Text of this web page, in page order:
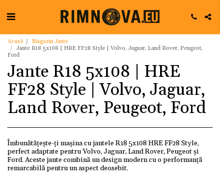
Acasă
Magazin Jante
Jante R18 5x108 | HRE FF28 Style | Volvo, Jaguar, Land Rover, Peugeot,
Ford
Jante R18 5x108 | HRE
FF28 Style | Volvo, Jaguar,
Land Rover, Peugeot, Ford
Îmbunătățește-ți mașina cu jantele R18 5x108 HRE FF28 Style,
perfect adaptate pentru Volvo, Jaguar, Land Rover, Peugeot și
Ford. Aceste jante combină un design modern cu o performanță
remarcabilă pentru un aspect deosebit.